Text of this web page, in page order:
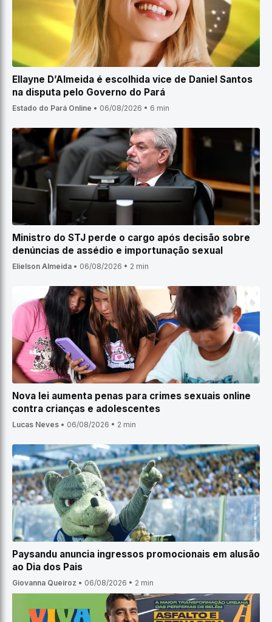
Ellayne D’Almeida é escolhida vice de Daniel Santos
na disputa pelo Governo do Pará
Estado do Pará Online • 06/08/2026 • 6 min
Ministro do STJ perde o cargo após decisão sobre
denúncias de assédio e importunação sexual
Elielson Almeida • 06/08/2026 • 2 min
Nova lei aumenta penas para crimes sexuais online
contra crianças e adolescentes
Lucas Neves • 06/08/2026 • 2 min
Paysandu anuncia ingressos promocionais em alusão
ao Dia dos Pais
Giovanna Queiroz • 06/08/2026 • 2 min